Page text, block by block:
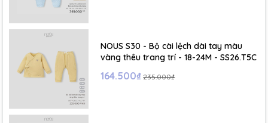
NOUS S30 - Bộ cài lệch dài tay màu
vàng thêu trang trí - 18-24M - SS26.T5C
164.500₫ 235.000₫